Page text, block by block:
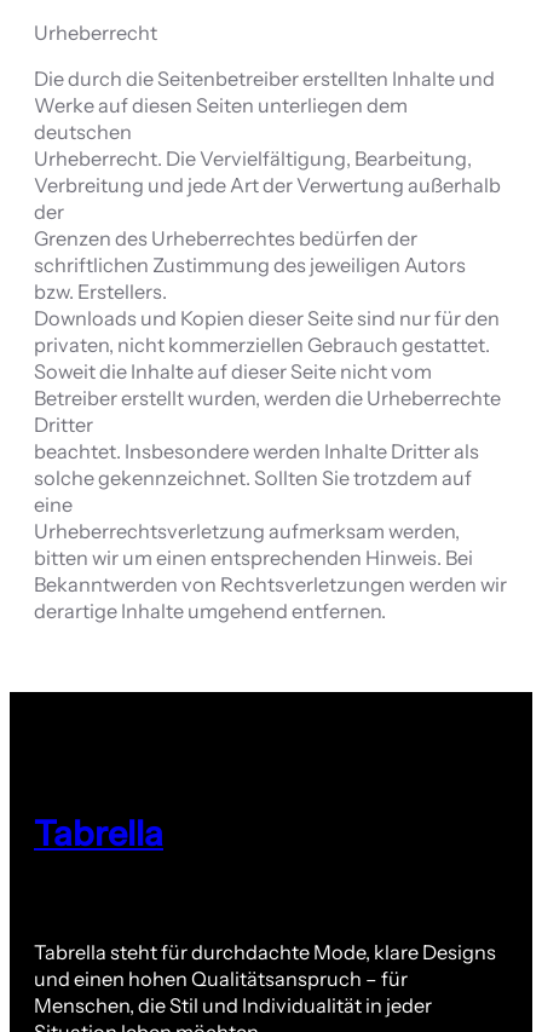
Urheberrecht
Die durch die Seitenbetreiber erstellten Inhalte und
Werke auf diesen Seiten unterliegen dem
deutschen
Urheberrecht. Die Vervielfältigung, Bearbeitung,
Verbreitung und jede Art der Verwertung außerhalb
der
Grenzen des Urheberrechtes bedürfen der
schriftlichen Zustimmung des jeweiligen Autors
bzw. Erstellers.
Downloads und Kopien dieser Seite sind nur für den
privaten, nicht kommerziellen Gebrauch gestattet.
Soweit die Inhalte auf dieser Seite nicht vom
Betreiber erstellt wurden, werden die Urheberrechte
Dritter
beachtet. Insbesondere werden Inhalte Dritter als
solche gekennzeichnet. Sollten Sie trotzdem auf
eine
Urheberrechtsverletzung aufmerksam werden,
bitten wir um einen entsprechenden Hinweis. Bei
Bekanntwerden von Rechtsverletzungen werden wir
derartige Inhalte umgehend entfernen.
Tabrella
Tabrella steht für durchdachte Mode, klare Designs
und einen hohen Qualitätsanspruch – für
Menschen, die Stil und Individualität in jeder